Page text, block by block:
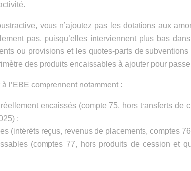
vous n’ajoutez pas les dotations aux
pas, puisqu’elles interviennent plus bas
ou provisions et les quotes-parts de subventions
des produits encaissables à ajouter pour
l’EBE comprennent notamment :
encaissés (compte 75, hors transferts de
;
(intérêts reçus, revenus de placements, comptes
(comptes 77, hors produits de cession et